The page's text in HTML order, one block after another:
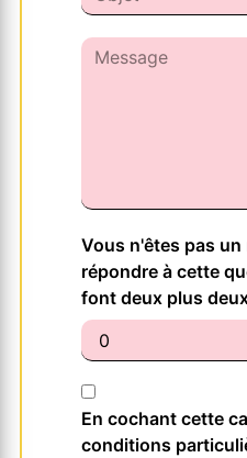
Vous n'êtes pas
répondre à cette
font deux plus
En cochant cette
conditions